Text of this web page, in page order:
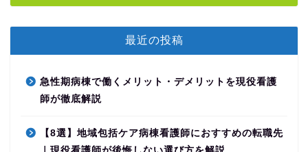
最近の投稿
急性期病棟で働くメリット・デメリットを現役看護
師が徹底解説
【8選】地域包括ケア病棟看護師におすすめの転職先